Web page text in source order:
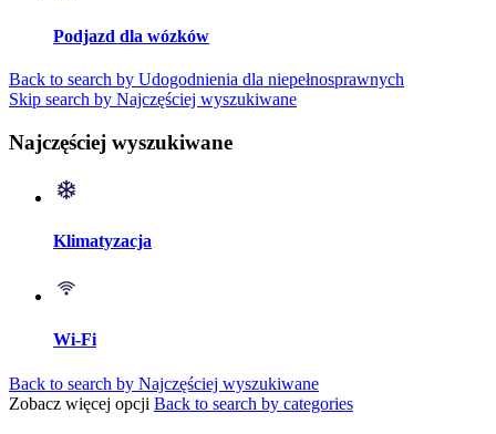
Podjazd dla wózków
Back to search by Udogodnienia dla niepełnosprawnych
Skip search by Najczęściej wyszukiwane
Najczęściej wyszukiwane
Klimatyzacja
Wi-Fi
Back to search by Najczęściej wyszukiwane
Zobacz więcej opcji Back to search by categories